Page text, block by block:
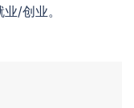
/创业。